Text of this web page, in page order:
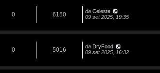
0 6150 da Celeste
09 set 2025, 19:35
0 5016 da DryFood
09 set 2025, 16:32